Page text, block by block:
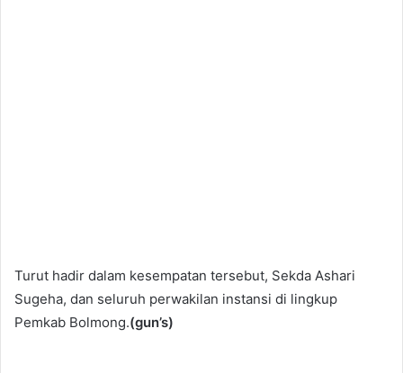
Turut hadir dalam kesempatan tersebut, Sekda Ashari
Sugeha, dan seluruh perwakilan instansi di lingkup
Pemkab Bolmong.(gun’s)